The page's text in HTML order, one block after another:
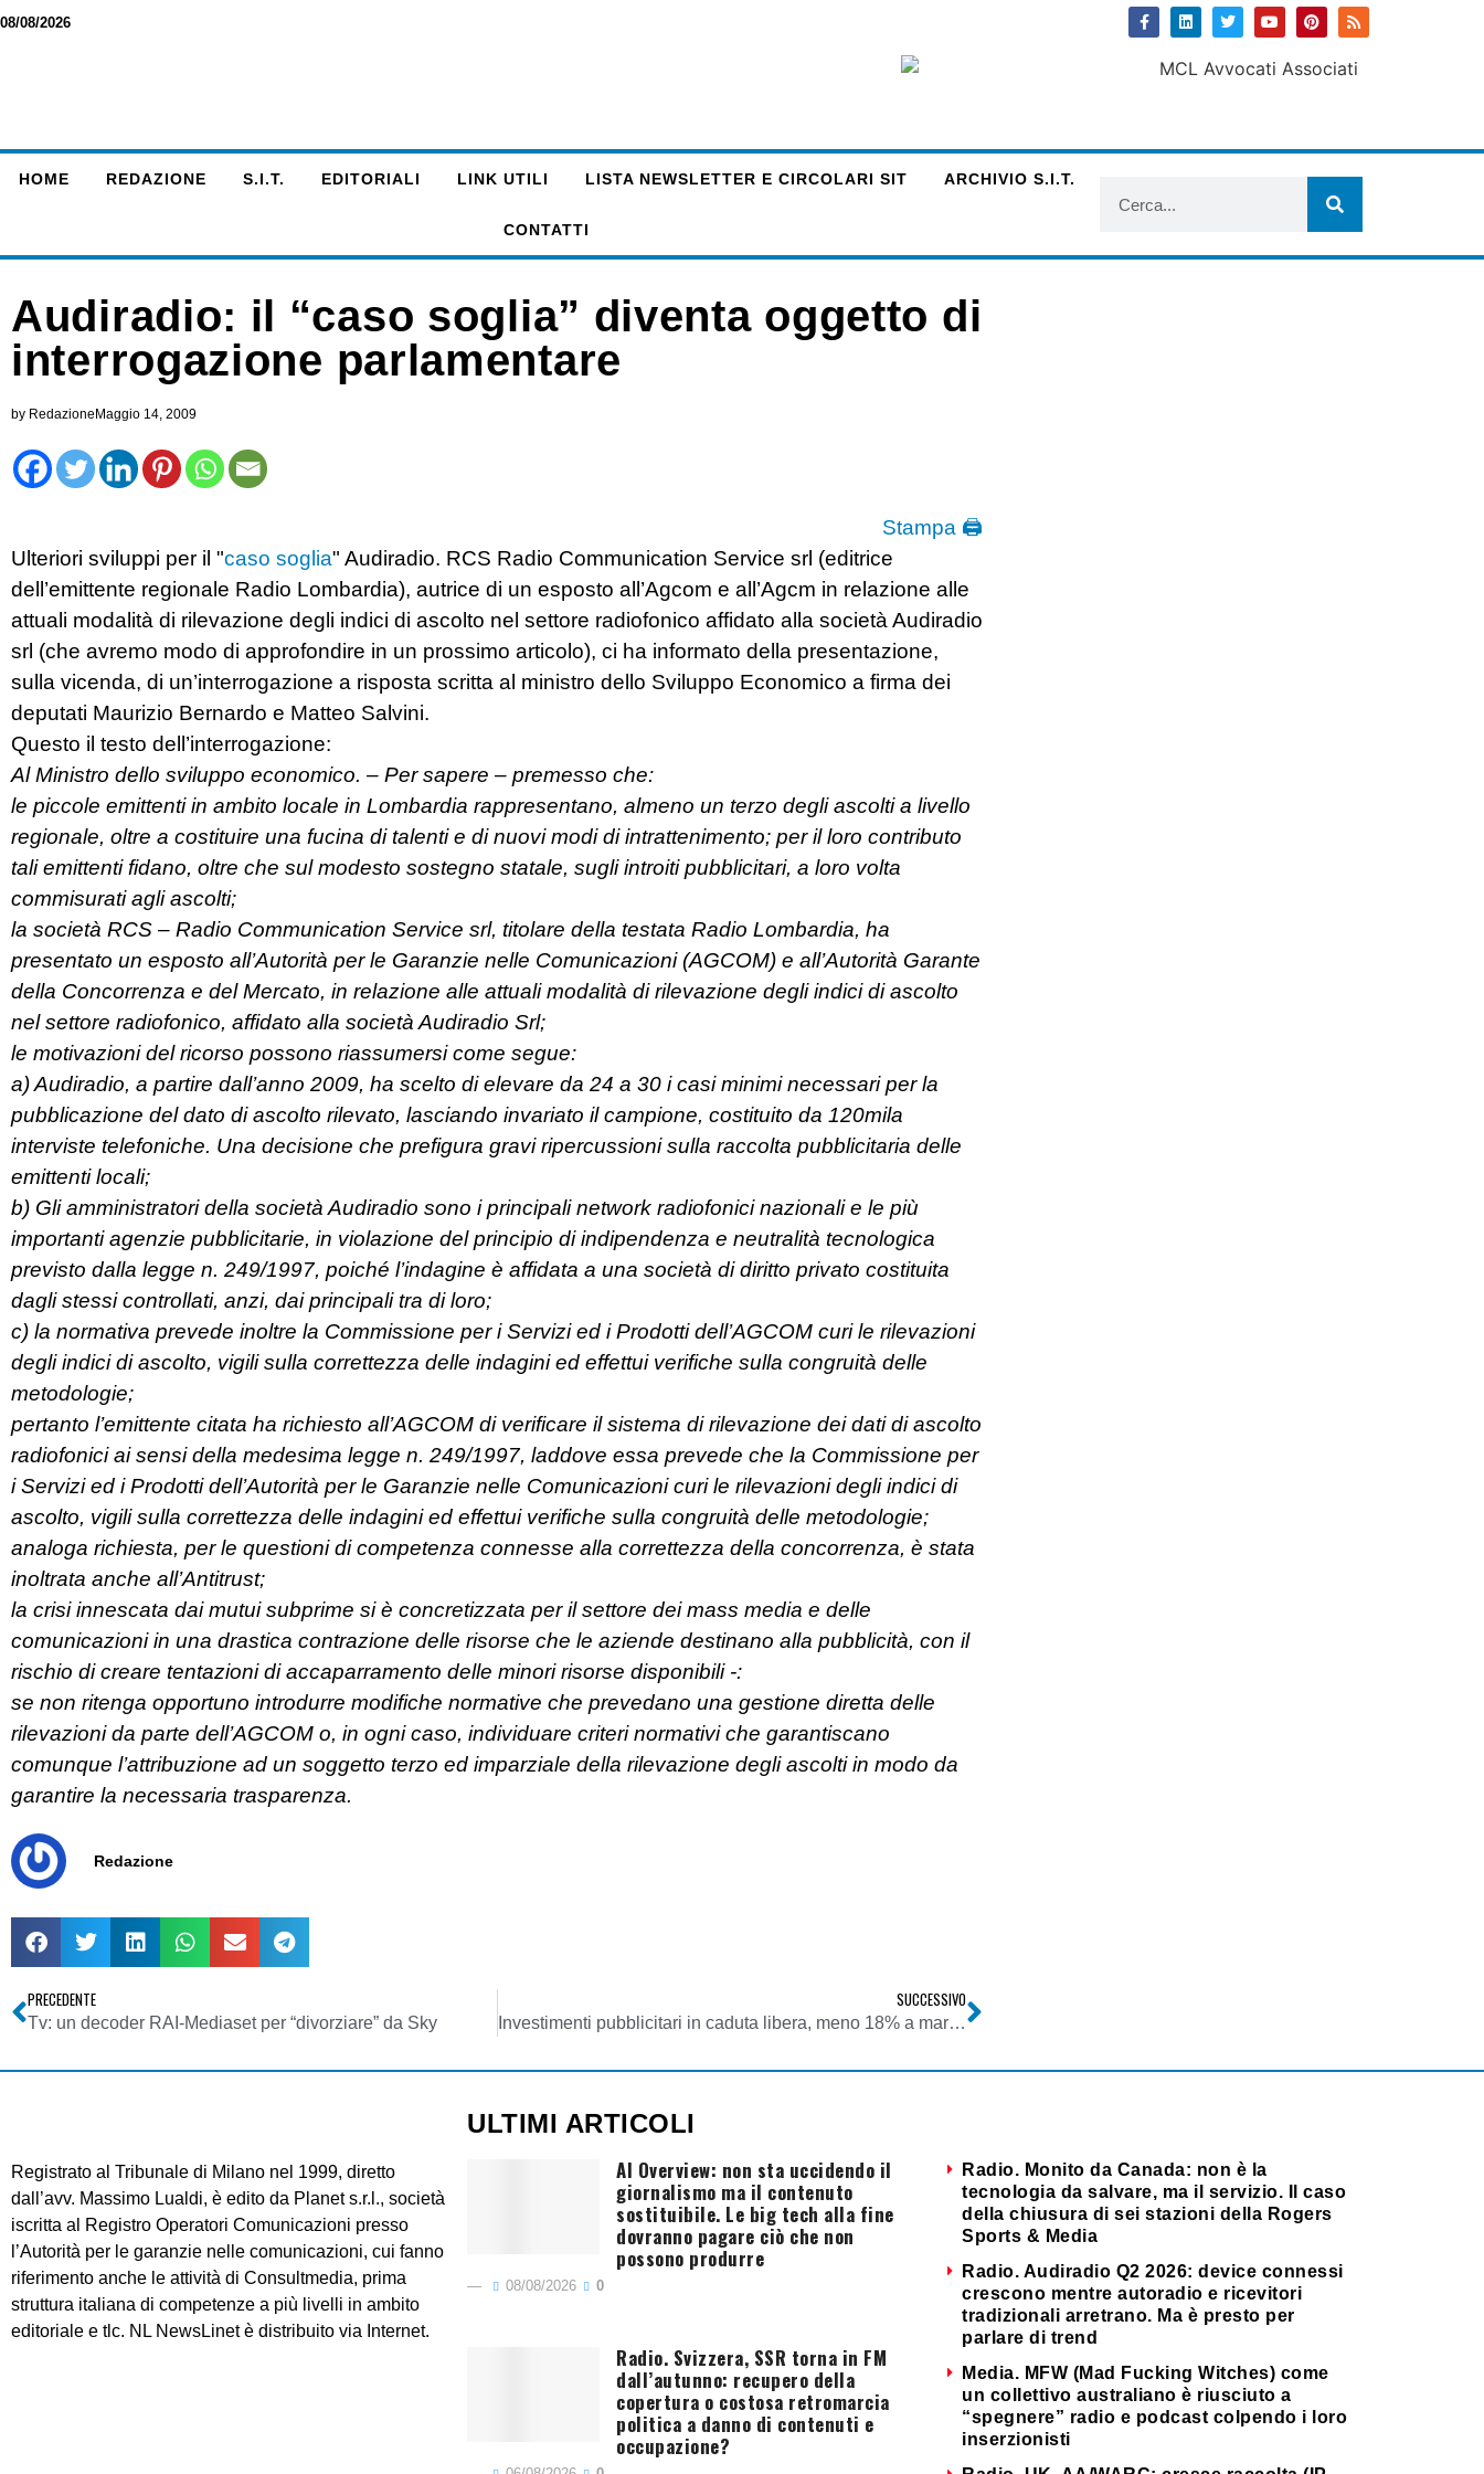
08/08/2026
HOME REDAZIONE S.I.T. EDITORIALI LINK UTILI LISTA NEWSLETTER E CIRCOLARI SIT ARCHIVIO S.I.T.
CONTATTI
Audiradio: il “caso soglia” diventa oggetto di
interrogazione parlamentare
by Redazione Maggio 14, 2009
Stampa 🖨
Ulteriori sviluppi per il "caso soglia" Audiradio. RCS Radio Communication Service srl (editrice
dell’emittente regionale Radio Lombardia), autrice di un esposto all’Agcom e all’Agcm in relazione alle
attuali modalità di rilevazione degli indici di ascolto nel settore radiofonico affidato alla società Audiradio
srl (che avremo modo di approfondire in un prossimo articolo), ci ha informato della presentazione,
sulla vicenda, di un’interrogazione a risposta scritta al ministro dello Sviluppo Economico a firma dei
deputati Maurizio Bernardo e Matteo Salvini.
Questo il testo dell’interrogazione:
Al Ministro dello sviluppo economico. – Per sapere – premesso che:
le piccole emittenti in ambito locale in Lombardia rappresentano, almeno un terzo degli ascolti a livello
regionale, oltre a costituire una fucina di talenti e di nuovi modi di intrattenimento; per il loro contributo
tali emittenti fidano, oltre che sul modesto sostegno statale, sugli introiti pubblicitari, a loro volta
commisurati agli ascolti;
la società RCS – Radio Communication Service srl, titolare della testata Radio Lombardia, ha
presentato un esposto all’Autorità per le Garanzie nelle Comunicazioni (AGCOM) e all’Autorità Garante
della Concorrenza e del Mercato, in relazione alle attuali modalità di rilevazione degli indici di ascolto
nel settore radiofonico, affidato alla società Audiradio Srl;
le motivazioni del ricorso possono riassumersi come segue:
a) Audiradio, a partire dall’anno 2009, ha scelto di elevare da 24 a 30 i casi minimi necessari per la
pubblicazione del dato di ascolto rilevato, lasciando invariato il campione, costituito da 120mila
interviste telefoniche. Una decisione che prefigura gravi ripercussioni sulla raccolta pubblicitaria delle
emittenti locali;
b) Gli amministratori della società Audiradio sono i principali network radiofonici nazionali e le più
importanti agenzie pubblicitarie, in violazione del principio di indipendenza e neutralità tecnologica
previsto dalla legge n. 249/1997, poiché l’indagine è affidata a una società di diritto privato costituita
dagli stessi controllati, anzi, dai principali tra di loro;
c) la normativa prevede inoltre la Commissione per i Servizi ed i Prodotti dell’AGCOM curi le rilevazioni
degli indici di ascolto, vigili sulla correttezza delle indagini ed effettui verifiche sulla congruità delle
metodologie;
pertanto l’emittente citata ha richiesto all’AGCOM di verificare il sistema di rilevazione dei dati di ascolto
radiofonici ai sensi della medesima legge n. 249/1997, laddove essa prevede che la Commissione per
i Servizi ed i Prodotti dell’Autorità per le Garanzie nelle Comunicazioni curi le rilevazioni degli indici di
ascolto, vigili sulla correttezza delle indagini ed effettui verifiche sulla congruità delle metodologie;
analoga richiesta, per le questioni di competenza connesse alla correttezza della concorrenza, è stata
inoltrata anche all’Antitrust;
la crisi innescata dai mutui subprime si è concretizzata per il settore dei mass media e delle
comunicazioni in una drastica contrazione delle risorse che le aziende destinano alla pubblicità, con il
rischio di creare tentazioni di accaparramento delle minori risorse disponibili -:
se non ritenga opportuno introdurre modifiche normative che prevedano una gestione diretta delle
rilevazioni da parte dell’AGCOM o, in ogni caso, individuare criteri normativi che garantiscano
comunque l’attribuzione ad un soggetto terzo ed imparziale della rilevazione degli ascolti in modo da
garantire la necessaria trasparenza.
Redazione
PRECEDENTE
Tv: un decoder RAI-Mediaset per “divorziare” da Sky
SUCCESSIVO
Investimenti pubblicitari in caduta libera, meno 18% a marzo; calo limitato per le telecomunicazioni, meno 6,7%
Registrato al Tribunale di Milano nel 1999, diretto
dall’avv. Massimo Lualdi, è edito da Planet s.r.l., società
iscritta al Registro Operatori Comunicazioni presso
l’Autorità per le garanzie nelle comunicazioni, cui fanno
riferimento anche le attività di Consultmedia, prima
struttura italiana di competenze a più livelli in ambito
editoriale e tlc. NL NewsLinet è distribuito via Internet.
ULTIMI ARTICOLI
AI Overview: non sta uccidendo il
giornalismo ma il contenuto
sostituibile. Le big tech alla fine
dovranno pagare ciò che non
possono produrre
08/08/2026 0
Radio. Svizzera, SSR torna in FM
dall’autunno: recupero della
copertura o costosa retromarcia
politica a danno di contenuti e
occupazione?
Radio. Monito da Canada: non è la
tecnologia da salvare, ma il servizio. Il caso
della chiusura di sei stazioni della Rogers
Sports & Media
Radio. Audiradio Q2 2026: device connessi
crescono mentre autoradio e ricevitori
tradizionali arretrano. Ma è presto per
parlare di trend
Media. MFW (Mad Fucking Witches) come
un collettivo australiano è riusciuto a
“spegnere” radio e podcast colpendo i loro
inserzionisti